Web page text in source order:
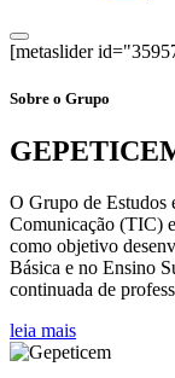
[metaslider
Sobre o Grupo
O Grupo de Estudos
Comunicação (TIC)
como objetivo
Básica e no Ensino
continuada de
leia mais